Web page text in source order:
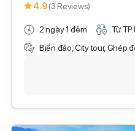
4.9(3 Reviews)
2 ngày 1 đêm
Từ
Biển đảo, City tour, Ghép